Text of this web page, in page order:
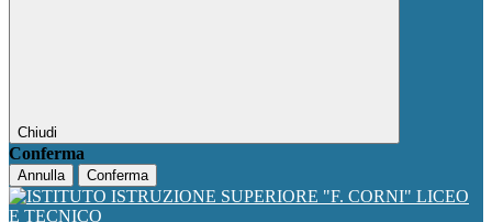
Chiudi
Conferma
Annulla Conferma